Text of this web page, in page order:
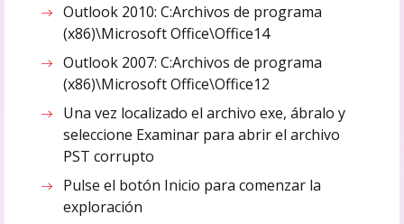
Outlook 2010: C:Archivos de programa
(x86)\Microsoft Office\Office14
Outlook 2007: C:Archivos de programa
(x86)\Microsoft Office\Office12
Una vez localizado el archivo exe, ábralo y
seleccione Examinar para abrir el archivo
PST corrupto
Pulse el botón Inicio para comenzar la
exploración